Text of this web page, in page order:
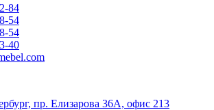
84
54
54
40
пр. Елизарова 36А, офис 213